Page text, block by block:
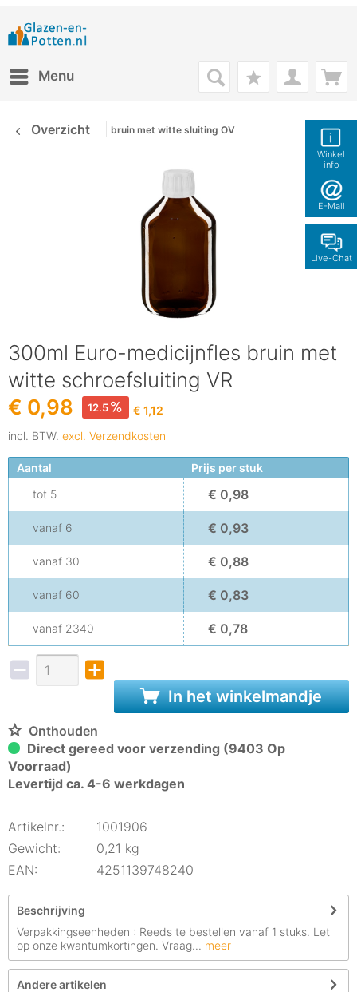
Winkel
info
E-Mail
Live-Chat
Menu
Overzicht bruin met witte sluiting OV
300ml Euro-medicijnfles bruin met
witte schroefsluiting VR
€ 0,98
12.5
€ 1,12
incl. BTW. excl. Verzendkosten
Aantal
Prijs per stuk
tot 5 € 0,98
vanaf 6 € 0,93
vanaf 30 € 0,88
vanaf 60 € 0,83
vanaf 2340 € 0,78
In het winkelmandje
Onthouden
Direct gereed voor verzending (9403 Op
Voorraad)
Levertijd ca. 4-6 werkdagen
Artikelnr.:
1001906
Gewicht:
0,21 kg
EAN:
4251139748240
Beschrijving
Verpakkingseenheden : Reeds te bestellen vanaf 1 stuks. Let
op onze kwantumkortingen. Vraag... meer
Andere artikelen